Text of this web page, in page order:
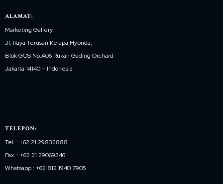
ALAMAT:
Marketing Gallery
Jl. Raya Terusan Kelapa Hybrida,
Blok GOS No.A06 Rukan Gading Orchard
Jakarta 14140 – Indonesia
TELEPON:
Tel. : +62 21 29832888
Fax. : +62 21 29069346
Whatsapp : +62 812 1940 7905